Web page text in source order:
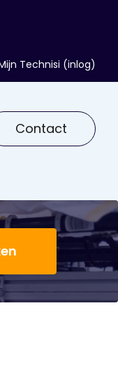
Technisi (inlog)
Contact